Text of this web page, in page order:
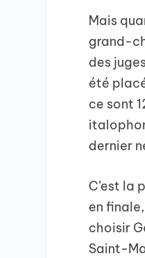
Mais
grand-
des
été
ce sont
dernier
C’est la
en
choisir
Saint-